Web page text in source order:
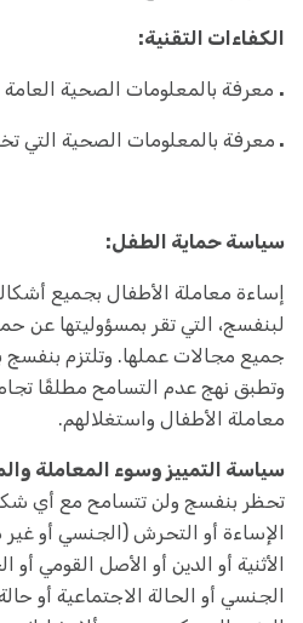
الكفاءات التقنية:
. معرفة بالمعلومات الصحية
. معرفة بالمعلومات الصحية التي
سياسة حماية الطفل:
إساءة معاملة الأطفال بجميع
لبنفسج، التي تقر بمسؤوليتها عن
جميع مجالات عملها. وتلتزم بنفسج
وتطبق نهج عدم التسامح مطلقًا
معاملة الأطفال واستغلالهم.
سياسة التمييز وسوء المعاملة
تحظر بنفسج ولن تتسامح مع أي
الإساءة أو التحرش (الجنسي أو غير
الأثنية أو الدين أو الأصل القومي
الجنسي أو الحالة الاجتماعية أو